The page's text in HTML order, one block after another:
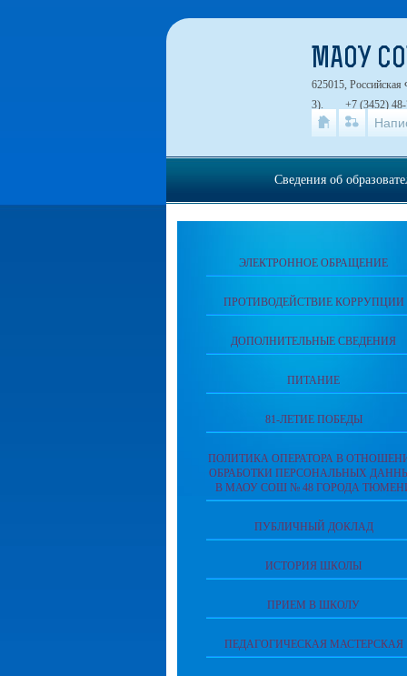
ЭЛЕКТРОННОЕ ОБРАЩЕНИЕ
ПРОТИВОДЕЙСТВИЕ КОРРУПЦИИ
ДОПОЛНИТЕЛЬНЫЕ СВЕДЕНИЯ
ПИТАНИЕ
81-ЛЕТИЕ ПОБЕДЫ
ПОЛИТИКА ОПЕРАТОРА В
ОБРАБОТКИ ПЕРСОНАЛЬНЫХ
В МАОУ СОШ № 48 ГОРОДА
ПУБЛИЧНЫЙ ДОКЛАД
ИСТОРИЯ ШКОЛЫ
ПРИЕМ В ШКОЛУ
ПЕДАГОГИЧЕСКАЯ МАСТЕРСКАЯ
МАОУ
625015,
3).
+7 (3452)
Сведения об